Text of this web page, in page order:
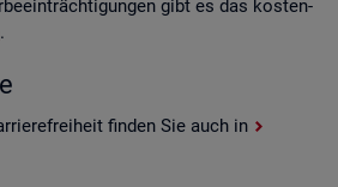
gibt es das kos­ten­
.
fin­den Sie auch in